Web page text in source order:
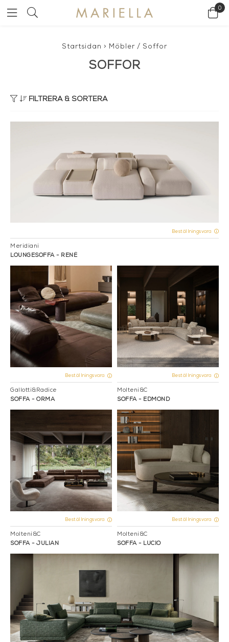
0
Startsidan > Möbler / Soffor
SOFFOR
FILTRERA & SORTERA
Beställningsvara
Meridiani
LOUNGESOFFA - RENÉ
Beställningsvara
Gallotti&Radice
SOFFA - ORMA
Beställningsvara
Molteni&C
SOFFA - EDMOND
Beställningsvara
Molteni&C
SOFFA - JULIAN
Beställningsvara
Molteni&C
SOFFA - LUCIO